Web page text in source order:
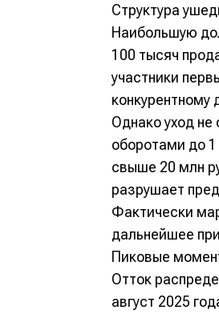
Структура
Наибольшую
100 тысяч
участники
конкурентному
Однако уход
оборотами до
свыше 20 млн
разрушает
Фактически
дальнейшее
Пиковые
Отток
август 2025